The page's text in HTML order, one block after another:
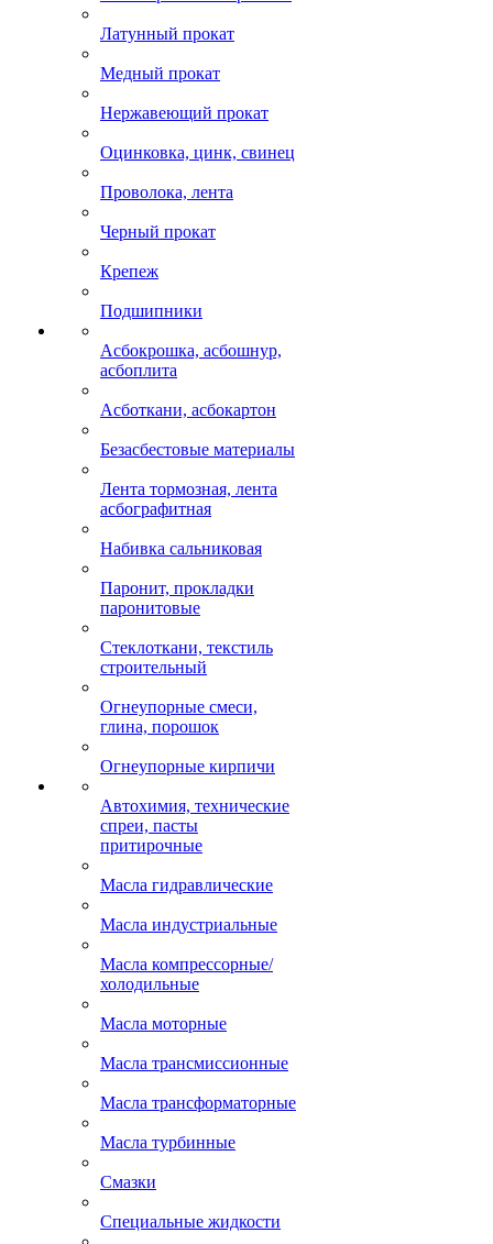
Латунный прокат
Медный прокат
Нержавеющий прокат
Оцинковка, цинк, свинец
Проволока, лента
Черный прокат
Крепеж
Подшипники
Асбокрошка, асбошнур,
асбоплита
Асботкани, асбокартон
Безасбестовые материалы
Лента тормозная, лента
асбографитная
Набивка сальниковая
Паронит, прокладки
паронитовые
Стеклоткани, текстиль
строительный
Огнеупорные смеси,
глина, порошок
Огнеупорные кирпичи
Автохимия, технические
спреи, пасты
притирочные
Масла гидравлические
Масла индустриальные
Масла компрессорные/
холодильные
Масла моторные
Масла трансмиссионные
Масла трансформаторные
Масла турбинные
Смазки
Специальные жидкости